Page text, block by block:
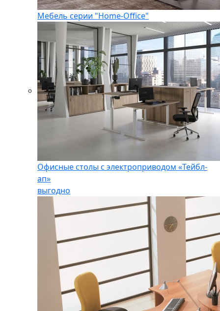
Мебель серии "Home-Office"
Офисные столы с электроприводом «Тейбл-
ап»
выгодно